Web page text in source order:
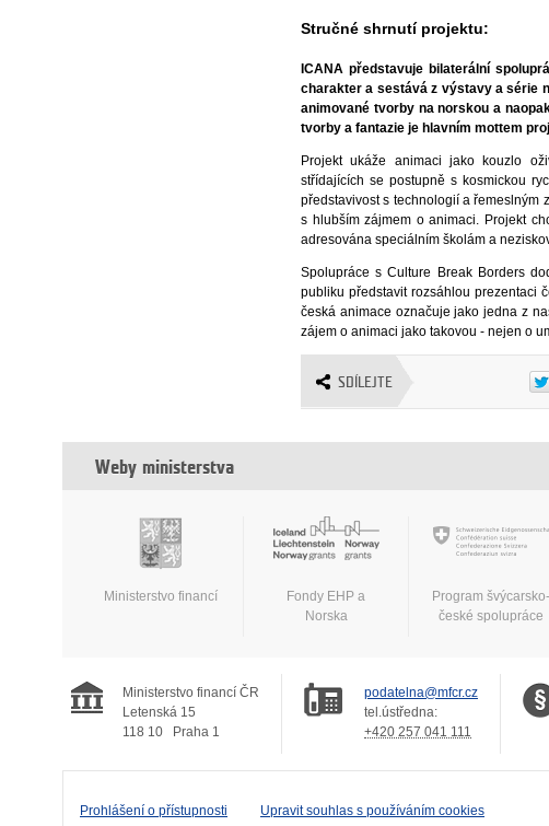
Stručné shrnutí projektu:
ICANA představuje bilaterální
charakter a sestává z výstavy a série
animované tvorby na norskou a
tvorby a fantazie je hlavním mottem
Projekt ukáže animaci jako kouzlo
střídajících se postupně s kosmickou
představivost s technologií a řemeslným
s hlubším zájmem o animaci. Projekt
adresována speciálním školám a
Spolupráce s Culture Break Borders
publiku představit rozsáhlou prezentaci
česká animace označuje jako jedna z
zájem o animaci jako takovou - nejen o
SDÍLEJTE
Weby ministerstva
Ministerstvo financí
Fondy EHP a
Norska
Program švýcarsko-
české spolupráce
Ministerstvo financí ČR
Letenská 15
118 10
Praha 1
podatelna@mfcr.cz
tel.ústředna:
+420 257 041 111
Prohlášení o přístupnosti Upravit souhlas s používáním cookies